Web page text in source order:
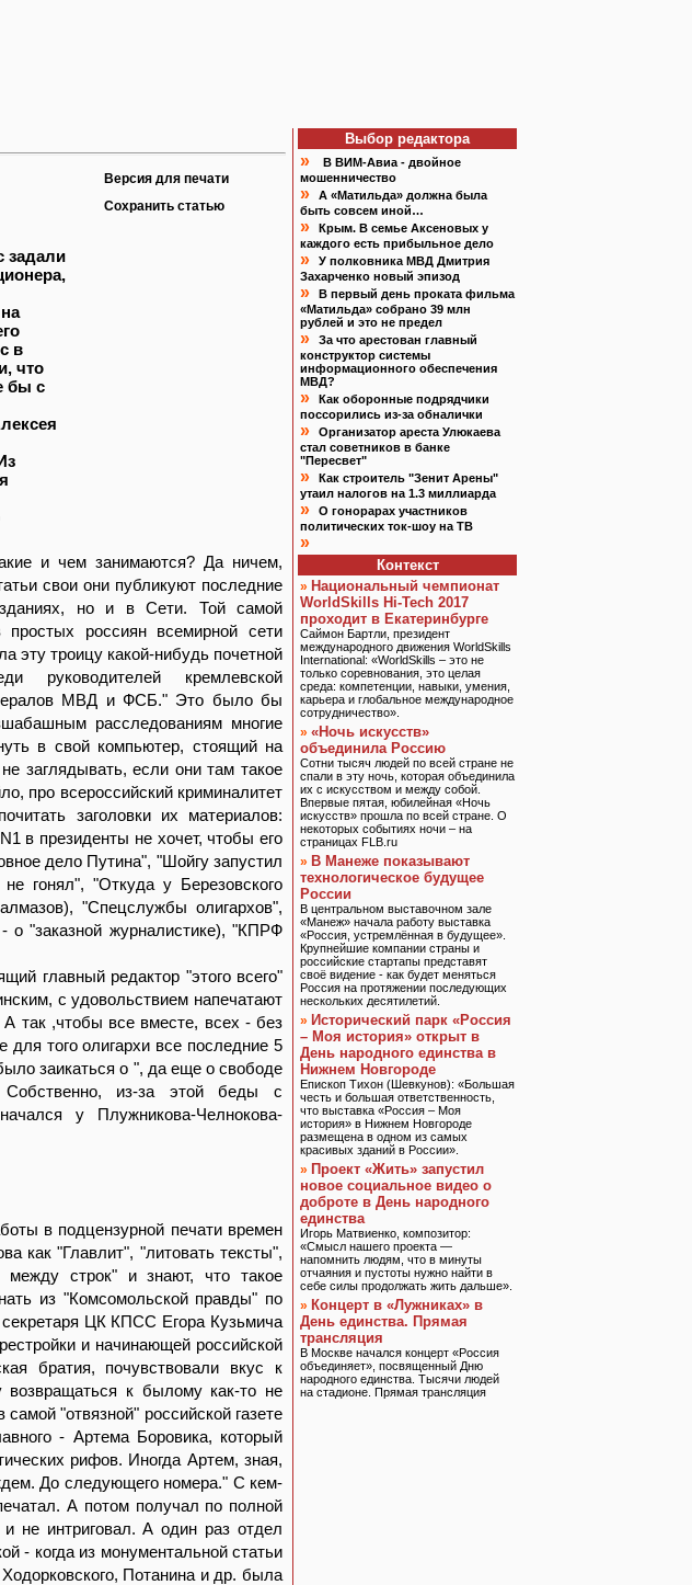
задали
в
что
бы с
Версия для печати
Сохранить статью
и чем занимаются? Да ничем,
свои они публикуют последние
но и в Сети. Той самой
россиян всемирной сети
эту троицу какой-нибудь почетной
руководителей кремлевской
МВД и ФСБ." Это было бы
расследованиям многие
в свой компьютер, стоящий на
заглядывать, если они там такое
про всероссийский криминалитет
заголовки их материалов:
в президенты не хочет, чтобы его
дело Путина", "Шойгу запустил
гонял", "Откуда у Березовского
"Спецслужбы олигархов",
о "заказной журналистике), "КПРФ
главный редактор "этого всего"
с удовольствием напечатают
А так ,чтобы все вместе, всех - без
того олигархи все последние 5
заикаться о ", да еще о свободе
из-за этой беды с
у Плужникова-Челнокова-
в подцензурной печати времен
как "Главлит", "литовать тексты",
между строк" и знают, что такое
из "Комсомольской правды" по
ЦК КПСС Егора Кузьмича
и начинающей российской
братия, почувствовали вкус к
возвращаться к былому как-то не
"отвязной" российской газете
- Артема Боровика, который
рифов. Иногда Артем, зная,
До следующего номера." С кем-
А потом получал по полной
не интриговал. А один раз отдел
- когда из монументальной статьи
Потанина и др. была
Выбор редактора
»
В ВИМ-Авиа - двойное
мошенничество
»
А «Матильда» должна была
быть совсем иной…
»
Крым. В семье Аксеновых у
каждого есть прибыльное дело
»
У полковника МВД Дмитрия
Захарченко новый эпизод
»
В первый день проката фильма
«Матильда» собрано 39 млн
рублей и это не предел
»
За что арестован главный
конструктор системы
информационного обеспечения
МВД?
»
Как оборонные подрядчики
поссорились из-за обналички
»
Организатор ареста Улюкаева
стал советников в банке
"Пересвет"
»
Как строитель "Зенит Арены"
утаил налогов на 1.3 миллиарда
»
О гонорарах участников
политических ток-шоу на ТВ
»
Контекст
» Национальный чемпионат
WorldSkills Hi-Tech 2017
проходит в Екатеринбурге
Саймон Бартли, президент
международного движения WorldSkills
International: «WorldSkills – это не
только соревнования, это целая
среда: компетенции, навыки, умения,
карьера и глобальное международное
сотрудничество».
» «Ночь искусств»
объединила Россию
Сотни тысяч людей по всей стране не
спали в эту ночь, которая объединила
их с искусством и между собой.
Впервые пятая, юбилейная «Ночь
искусств» прошла по всей стране. О
некоторых событиях ночи – на
страницах FLB.ru
» В Манеже показывают
технологическое будущее
России
В центральном выставочном зале
«Манеж» начала работу выставка
«Россия, устремлённая в будущее».
Крупнейшие компании страны и
российские стартапы представят
своё видение - как будет меняться
Россия на протяжении последующих
нескольких десятилетий.
» Исторический парк «Россия
– Моя история» открыт в
День народного единства в
Нижнем Новгороде
Епископ Тихон (Шевкунов): «Большая
честь и большая ответственность,
что выставка «Россия – Моя
история» в Нижнем Новгороде
размещена в одном из самых
красивых зданий в России».
» Проект «Жить» запустил
новое социальное видео о
доброте в День народного
единства
Игорь Матвиенко, композитор:
«Смысл нашего проекта —
напомнить людям, что в минуты
отчаяния и пустоты нужно найти в
себе силы продолжать жить дальше».
» Концерт в «Лужниках» в
День единства. Прямая
трансляция
В Москве начался концерт «Россия
объединяет», посвященный Дню
народного единства. Тысячи людей
на стадионе. Прямая трансляция